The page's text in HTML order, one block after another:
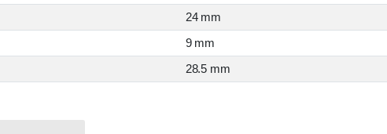
24 mm
9 mm
28.5 mm